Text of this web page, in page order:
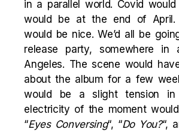
in a parallel world. Covid
would be at the end of April.
would be nice. We’d all be
release party, somewhere
Angeles. The scene would
about the album for a few
would be a slight tension
electricity of the moment
“Eyes Conversing“, “Do You?“,